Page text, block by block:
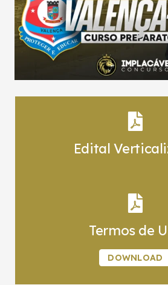
Edital
Termos de
DOWNLOAD